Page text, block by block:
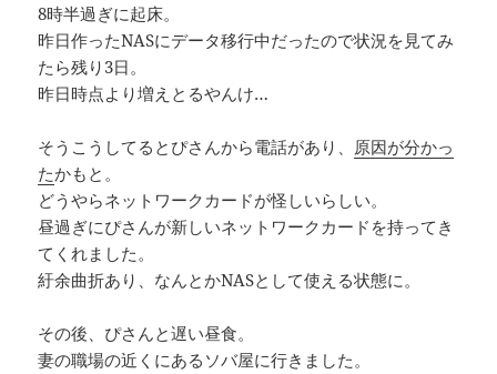
8時半過ぎに起床。
昨日作ったNASにデータ移行中だったので状況を見てみ
たら残り3日。
昨日時点より増えとるやんけ…
そうこうしてるとぴさんから電話があり、 原因が分かっ
たかもと。
どうやらネットワークカードが怪しいらしい。
昼過ぎにぴさんが新しいネットワークカードを持ってき
てくれました。
紆余曲折あり、なんとかNASとして使える状態に。
その後、ぴさんと遅い昼食。
妻の職場の近くにあるソバ屋に行きました。